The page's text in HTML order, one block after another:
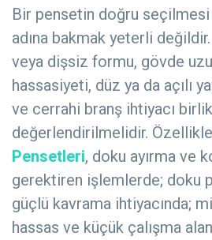
Bir pensetin doğru seçilmesi
adına bakmak yeterli değildir.
veya dişsiz formu, gövde
hassasiyeti, düz ya da açılı
ve cerrahi branş ihtiyacı
değerlendirilmelidir. Özellikle
Pensetleri, doku ayırma ve
gerektiren işlemlerde; doku
güçlü kavrama ihtiyacında;
hassas ve küçük çalışma